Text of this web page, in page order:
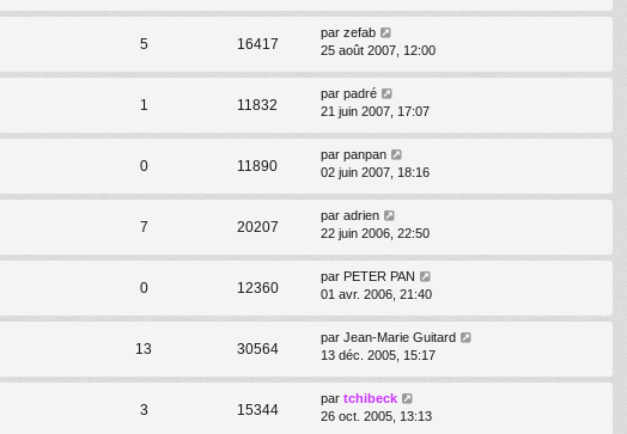
5 16417
par zefab
25 août 2007, 12:00
1 11832
par padré
21 juin 2007, 17:07
0 11890
par panpan
02 juin 2007, 18:16
7 20207
par adrien
22 juin 2006, 22:50
0 12360
par PETER PAN
01 avr. 2006, 21:40
13 30564
par Jean-Marie Guitard
13 déc. 2005, 15:17
3 15344
par tchibeck
26 oct. 2005, 13:13